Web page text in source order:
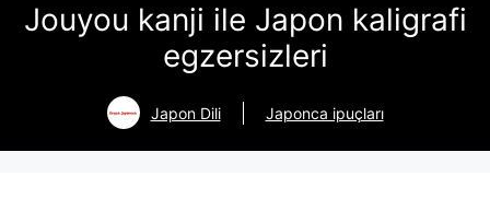
Jouyou kanji ile Japon kaligrafi
egzersizleri
Japon Dili Japonca ipuçları